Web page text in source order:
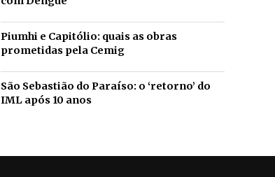
Piumhi e Capitólio: quais as obras
prometidas pela Cemig
São Sebastião do Paraíso: o ‘retorno’ do
IML após 10 anos